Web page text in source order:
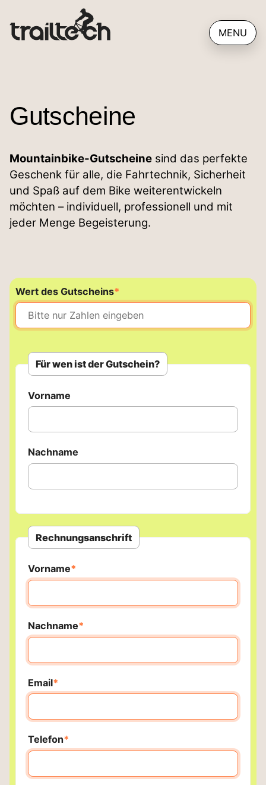
MENU
Gutscheine
Mountainbike-Gutscheine sind das perfekte
Geschenk für alle, die Fahrtechnik, Sicherheit
und Spaß auf dem Bike weiterentwickeln
möchten – individuell, professionell und mit
jeder Menge Begeisterung.
Pflichtfeld
Wert des Gutscheins*
Für wen ist der Gutschein?
Vorname
Nachname
Rechnungsanschrift
Pflichtfeld
Vorname*
Pflichtfeld
Nachname*
Pflichtfeld
Email*
Pflichtfeld
Telefon*
Seminare
Ladies only
Einsteiger Kurse
Fortgeschrittenen Kurse
Alle Termine
Kontakt
AGB
Erklärung zur Barrierefreiheit